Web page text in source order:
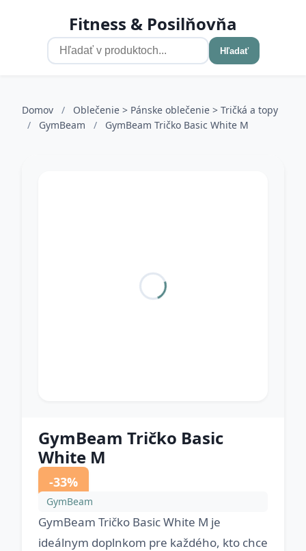
Fitness & Posilňovňa
Hľadať
Domov /
Oblečenie > Pánske oblečenie > Tričká a topy
/
GymBeam / GymBeam Tričko Basic White M
GymBeam Tričko Basic
White M
-33%
GymBeam
GymBeam Tričko Basic White M je
ideálnym doplnkom pre každého, kto chce